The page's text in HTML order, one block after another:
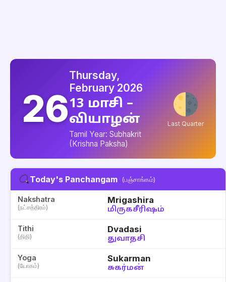
26
Thursday,
February 2026
13 மாசி –
வியாழன்
Tamil Year: Subhakrit
(Krishna Paksha)
Last Quarter
Today's Panchangam (பஞ்சாங்கம்)
Nakshatra
(நட்சத்திரம்)
Mrigashira
மிருகசீரிஷம்
Tithi
(திதி)
Dvadasi
துவாதசி
Yoga
(யோகம்)
Sukarman
சுகர்மன்